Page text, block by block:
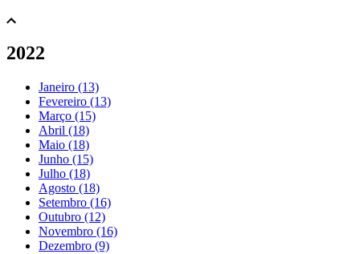
2022
Janeiro (13)
Fevereiro (13)
Março (15)
Abril (18)
Maio (18)
Junho (15)
Julho (18)
Agosto (18)
Setembro (16)
Outubro (12)
Novembro (16)
Dezembro (9)